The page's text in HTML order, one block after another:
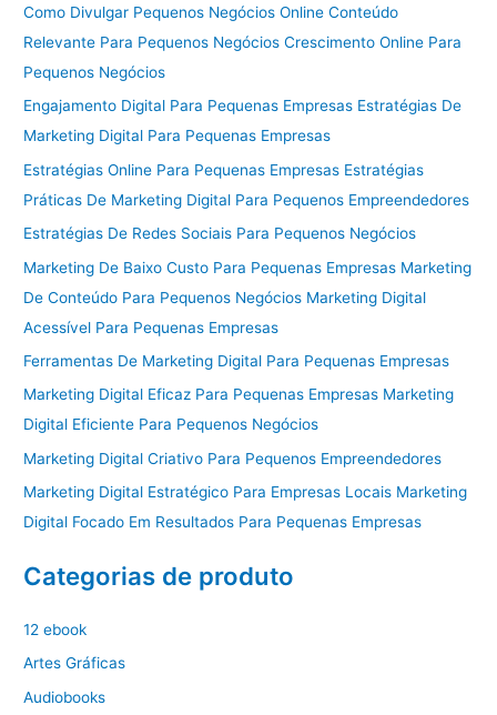
Como Divulgar Pequenos Negócios Online Conteúdo
Relevante Para Pequenos Negócios Crescimento Online Para
Pequenos Negócios
Engajamento Digital Para Pequenas Empresas Estratégias De
Marketing Digital Para Pequenas Empresas
Estratégias Online Para Pequenas Empresas Estratégias
Práticas De Marketing Digital Para Pequenos Empreendedores
Estratégias De Redes Sociais Para Pequenos Negócios
Marketing De Baixo Custo Para Pequenas Empresas Marketing
De Conteúdo Para Pequenos Negócios Marketing Digital
Acessível Para Pequenas Empresas
Ferramentas De Marketing Digital Para Pequenas Empresas
Marketing Digital Eficaz Para Pequenas Empresas Marketing
Digital Eficiente Para Pequenos Negócios
Marketing Digital Criativo Para Pequenos Empreendedores
Marketing Digital Estratégico Para Empresas Locais Marketing
Digital Focado Em Resultados Para Pequenas Empresas
Categorias de produto
12 ebook
Artes Gráficas
Audiobooks